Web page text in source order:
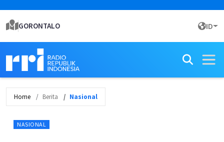
GORONTALO ID
Home Berita Nasional
NASIONAL